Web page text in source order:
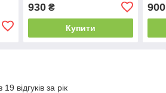
930₴
Купити
900
відгуків за рік